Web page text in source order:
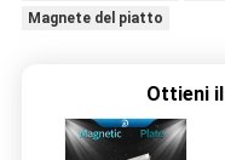
Magnete del piatto
Ottieni